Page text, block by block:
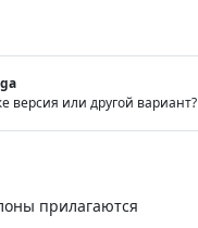
версия или другой вариант?
прилагаются